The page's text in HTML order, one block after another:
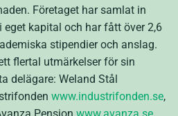
Företaget har samlat in
kapital och har fått över 2,6
stipendier och anslag.
flertal utmärkelser för sin
delägare: Weland Stål
www.industrifonden.se,
Pension www.avanza.se